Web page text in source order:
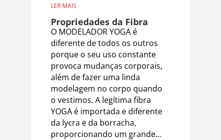
LER MAIS
Propriedades da Fibra
O MODELADOR YOGA é
diferente de todos os outros
porque o seu uso constante
provoca mudanças corporais,
além de fazer uma linda
modelagem no corpo quando
o vestimos. A legítima fibra
YOGA é importada e diferente
da lycra e da borracha,
proporcionando um grande...